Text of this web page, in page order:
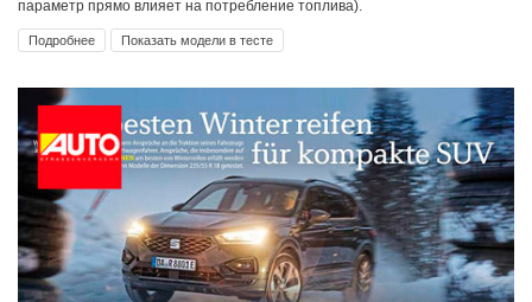
параметр прямо влияет на потребление топлива).
Подробнее Показать модели в тесте